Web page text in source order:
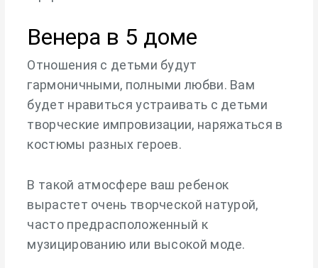
Венера в 5 доме
Отношения с детьми будут
гармоничными, полными любви. Вам
будет нравиться устраивать с детьми
творческие импровизации, наряжаться в
костюмы разных героев.
В такой атмосфере ваш ребенок
вырастет очень творческой натурой,
часто предрасположенный к
музицированию или высокой моде.